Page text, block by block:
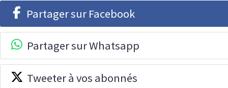
Partager sur Facebook
Partager sur Whatsapp
Tweeter à vos abonnés